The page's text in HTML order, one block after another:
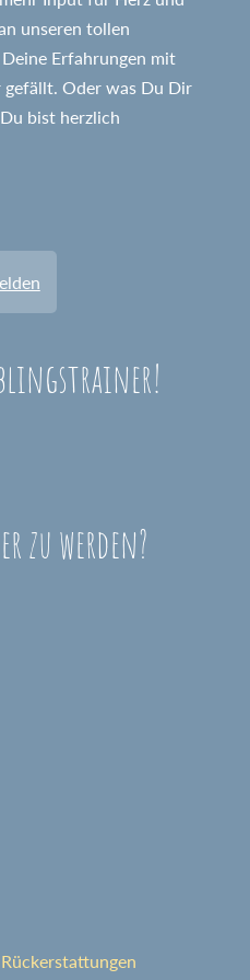
unseren tollen
Erfahrungen mit
gefällt. Oder was Du Dir
bist herzlich
zu werden?